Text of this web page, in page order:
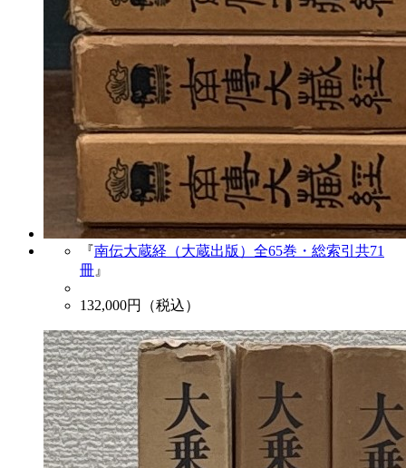
『南伝大蔵経（大蔵出版）全65巻・総索引共71
冊 』
132,000円（税込）